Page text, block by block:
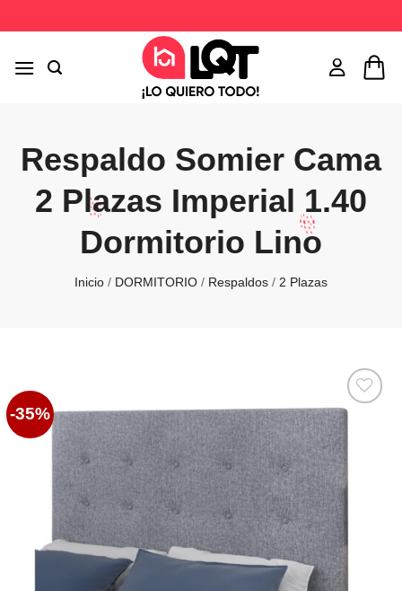
al
Respaldo Somier Cama
2 Plazas Imperial 1.40
Dormitorio Lino
Inicio / DORMITORIO / Respaldos / 2 Plazas
-35% Favoritos